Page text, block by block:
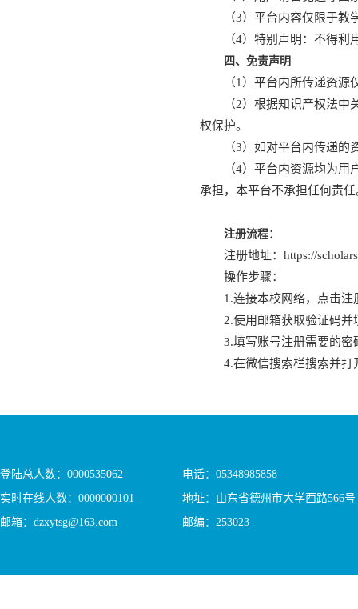
（3）平台内容仅限于教
（4）特别声明：不得
四、免责声明
（1）平台内所传递资
（2）根据知识产权法
权保护。
（3）如对平台内传递
（4）平台内资源均为
承担，本平台不承担任何责任
注册流程：
注册地址：https://
操作步骤：
1.连接本校网络，点击
2.使用邮箱获取验证码并
3.填写账号注册需要的
4.在微信搜索栏搜索并打
登陆总人数： 0000535062
实时在线人数： 0000000101
邮箱：dzxytsg@163.com
电话：05348985858
地址：山东省德州市大学西路566号
邮编：253023